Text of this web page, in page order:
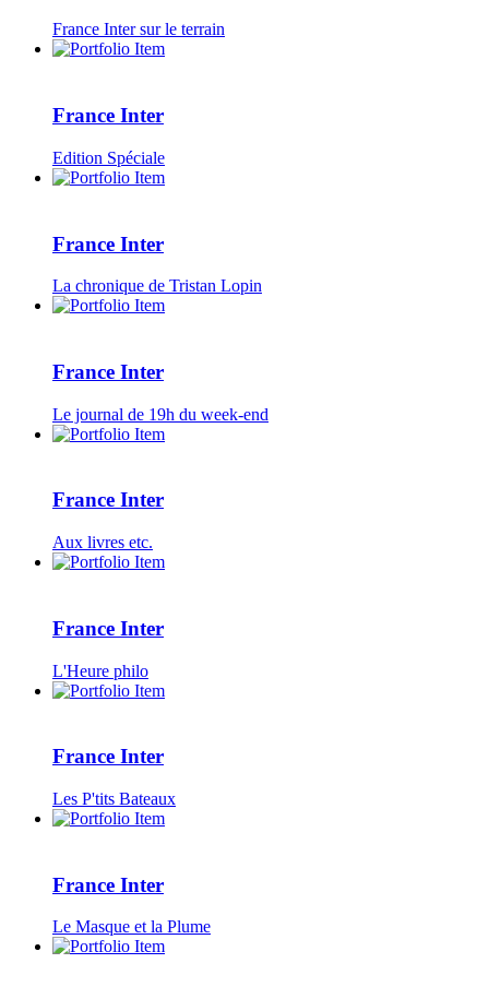
France Inter sur le terrain
France Inter
Edition Spéciale
France Inter
La chronique de Tristan Lopin
France Inter
Le journal de 19h du week-end
France Inter
Aux livres etc.
France Inter
L'Heure philo
France Inter
Les P'tits Bateaux
France Inter
Le Masque et la Plume